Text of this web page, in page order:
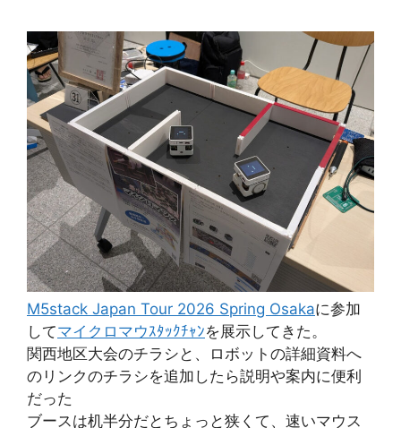
M5stack Japan Tour 2026 Spring Osakaに参加
してマイクロマウｽﾀｯｸﾁｬﾝを展示してきた。
関西地区大会のチラシと、ロボットの詳細資料へ
のリンクのチラシを追加したら説明や案内に便利
だった
ブースは机半分だとちょっと狭くて、速いマウス